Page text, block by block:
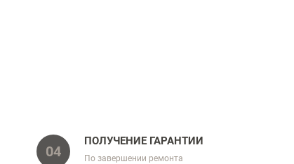
04
ПОЛУЧЕНИЕ ГАРАНТИИ
По завершении ремонта